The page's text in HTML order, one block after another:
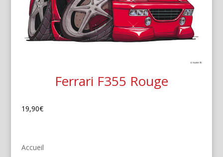
Ferrari F355 Rouge
19,90€
Accueil